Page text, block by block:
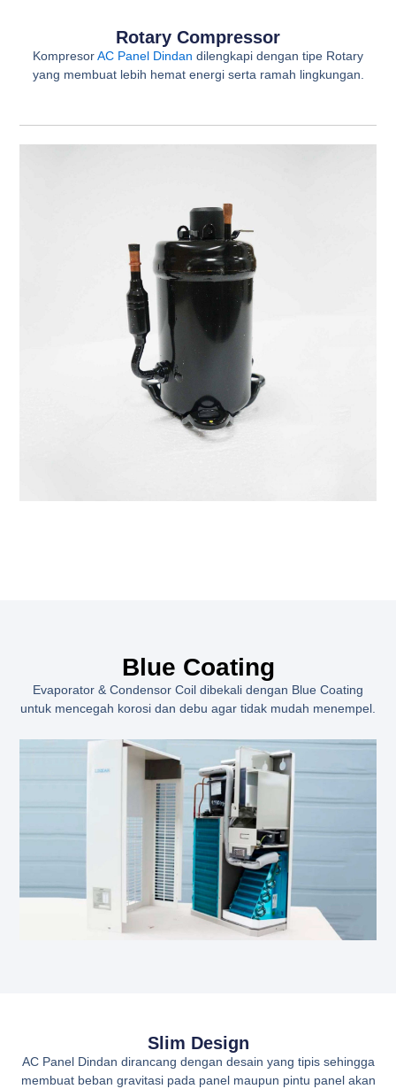
Rotary Compressor
KompresorAC Panel Dindan dilengkapi dengan tipe Rotary
yang membuat lebih hemat energi serta ramah lingkungan.
Blue Coating
Evaporator & Condensor Coil dibekali dengan Blue Coating
untuk mencegah korosi dan debu agar tidak mudah menempel.
Slim Design
AC Panel Dindan dirancang dengan desain yang tipis sehingga
membuat beban gravitasi pada panel maupun pintu panel akan